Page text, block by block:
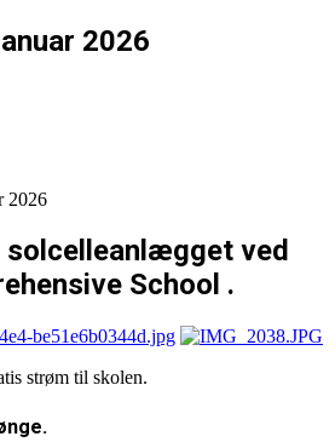
2026
2026
solcelleanlægget ved
School .
strøm til skolen.